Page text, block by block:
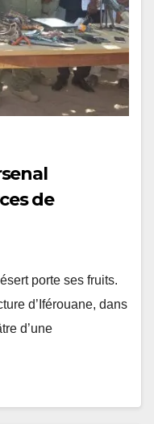
de
porte ses fruits.
d’Iférouane, dans
d’une